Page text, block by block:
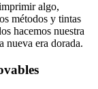
algo,
métodos y tintas
hacemos nuestra
nueva era dorada.